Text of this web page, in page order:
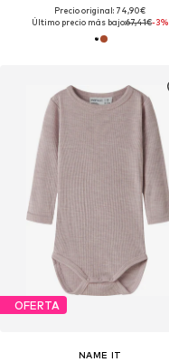
Precio original: 74,90€
Último precio más bajo:67,41€-3%
OFERTA
NAME IT